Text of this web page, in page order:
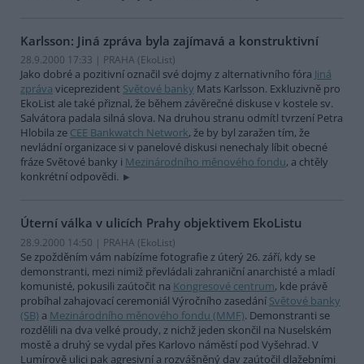
Karlsson: Jiná zpráva byla zajímavá a konstruktivní
28.9.2000 17:33 | PRAHA (EkoList)
Jako dobré a pozitivní označil své dojmy z alternativního fóra Jiná
zpráva viceprezident Světové banky Mats Karlsson. Exkluzivně pro
EkoList ale také přiznal, že během závěrečné diskuse v kostele sv.
Salvátora padala silná slova. Na druhou stranu odmítl tvrzení Petra
Hlobila ze CEE Bankwatch Network, že by byl zaražen tím, že
nevládní organizace si v panelové diskusi nenechaly líbit obecné
fráze Světové banky i Mezinárodního měnového fondu, a chtěly
konkrétní odpovědi.
Úterní válka v ulicích Prahy objektivem EkoListu
28.9.2000 14:50 | PRAHA (EkoList)
Se zpožděním vám nabízíme fotografie z úterý 26. září, kdy se
demonstranti, mezi nimiž převládali zahraniční anarchisté a mladí
komunisté, pokusili zaútočit na Kongresové centrum, kde právě
probíhal zahajovací ceremoniál Výročního zasedání Světové banky
(SB) a Mezinárodního měnového fondu (MMF). Demonstranti se
rozdělili na dva velké proudy, z nichž jeden skončil na Nuselském
mostě a druhý se vydal přes Karlovo náměstí pod Vyšehrad. V
Lumírově ulici pak agresivní a rozvášněný dav zaútočil dlažebními